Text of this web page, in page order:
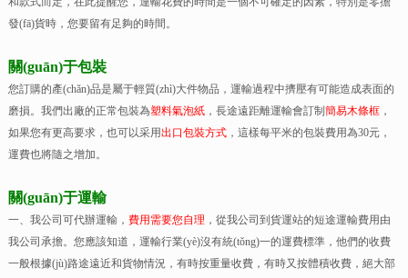
發(fā)貨時，您要留有足夠的時間。
關(guān)于包裝
您訂購的產(chǎn)品是屬于輕質(zhì)大件物品，運輸過程中擠壓有可能造成表面的
磨損。我們出廠的正常包裝為塑料氣泡紙，長途遠距離運輸會訂制 簡易木條框，
如果您有更高要求，也可以采用出口包裝方式，這樣每平米的包裝費用為30元，
運費也將隨之增加。
關(guān)于運輸
一、我公司可代辦運輸， 費用需要您自理 ，從我公司到貨運站的短途運輸費用由
我公司承擔。您應該知道，運輸行業(yè)沒有統(tǒng)一的運費標準，他們的收費
一般根據(jù)路途遠近和貨物情況，有時按重量收費，有時又按體積收費，絕大部